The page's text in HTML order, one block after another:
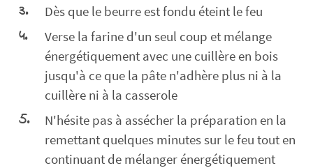
Dès que le beurre est fondu éteint le feu
Verse la farine d'un seul coup et mélange
énergétiquement avec une cuillère en bois
jusqu'à ce que la pâte n'adhère plus ni à la
cuillère ni à la casserole
N'hésite pas à assécher la préparation en la
remettant quelques minutes sur le feu tout en
continuant de mélanger énergétiquement